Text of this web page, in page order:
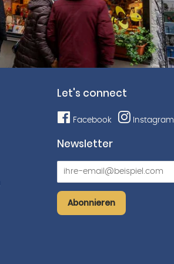
Let's connect
Facebook Instagram
Newsletter